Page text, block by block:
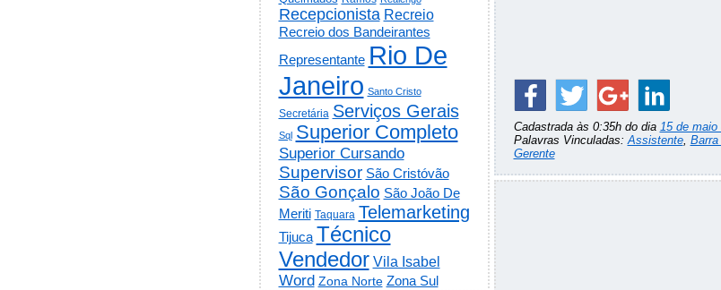
Cadastrada às 0:35h do dia 15 de maio
Palavras Vinculadas:Assistente,
Gerente
Recepcionista Recreio
Recreio dos Bandeirantes
Representante Rio De
Janeiro Santo Cristo
Secretária Serviços Gerais
Sql Superior Completo
Superior Cursando
Supervisor São Cristóvão
São Gonçalo São João De
Meriti Taquara Telemarketing
Tijuca Técnico
Vendedor Vila Isabel
Word Zona Norte Zona Sul